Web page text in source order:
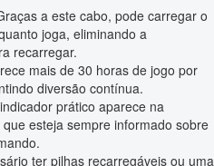
a este cabo, pode carregar o
joga, eliminando a
recarregar.
mais de 30 horas de jogo por
diversão contínua.
prático aparece na
esteja sempre informado sobre
ter pilhas recarregáveis ou uma